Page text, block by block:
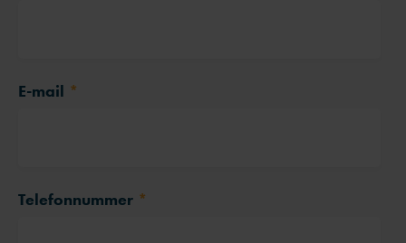
E-mail *
Telefonnummer *